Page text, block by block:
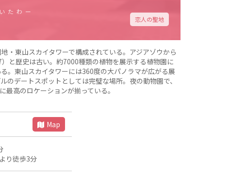
恋人の聖地
たわー
・東山スカイタワーで構成されている。アジアゾウから
と歴史は古い。約7000種類の植物を展示する植物園に
。東山スカイタワーには360度の大パノラマが広がる展
デートスポットとしては完璧な場所。夜の動物園で、
高のロケーションが揃っている。
Map
り徒歩3分